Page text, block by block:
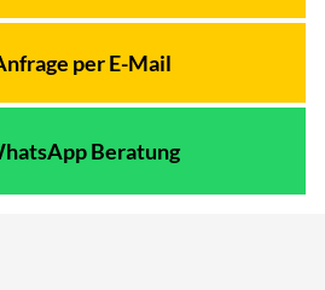
per E-Mail
Beratung